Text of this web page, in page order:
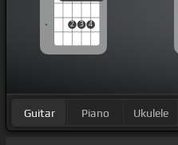
figlia mia, tu da dare,
donne.
2 3 4
Guitar Piano Ukulele